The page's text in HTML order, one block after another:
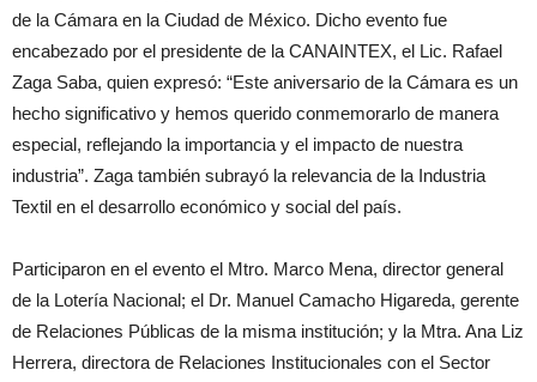
de la Cámara en la Ciudad de México. Dicho evento fue
encabezado por el presidente de la CANAINTEX, el Lic. Rafael
Zaga Saba, quien expresó: “Este aniversario de la Cámara es un
hecho significativo y hemos querido conmemorarlo de manera
especial, reflejando la importancia y el impacto de nuestra
industria”. Zaga también subrayó la relevancia de la Industria
Textil en el desarrollo económico y social del país.
Participaron en el evento el Mtro. Marco Mena, director general
de la Lotería Nacional; el Dr. Manuel Camacho Higareda, gerente
de Relaciones Públicas de la misma institución; y la Mtra. Ana Liz
Herrera, directora de Relaciones Institucionales con el Sector